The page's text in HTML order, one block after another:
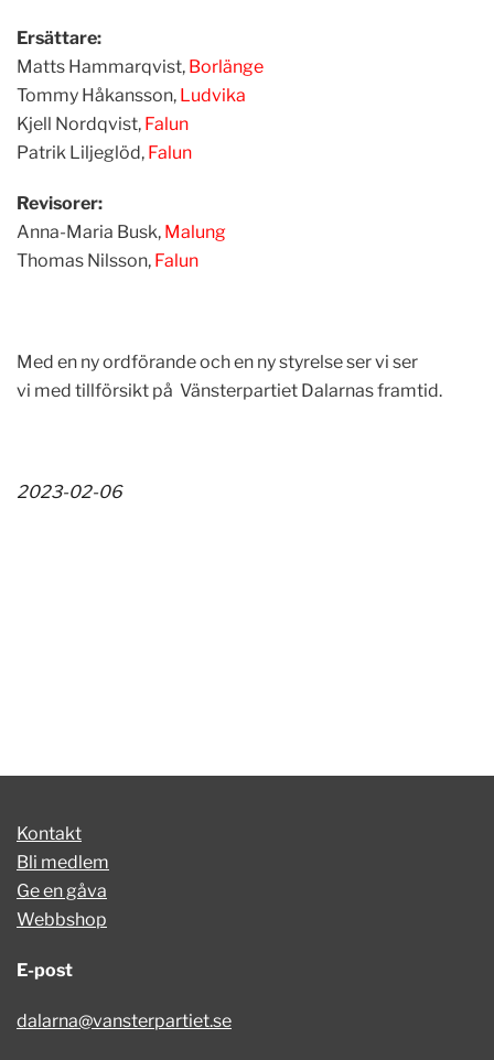
Ersättare:
Matts Hammarqvist, Borlänge
Tommy Håkansson, Ludvika
Kjell Nordqvist, Falun
Patrik Liljeglöd, Falun
Revisorer:
Anna-Maria Busk, Malung
Thomas Nilsson, Falun
Med en ny ordförande och en ny styrelse ser vi ser
vi med tillförsikt på Vänsterpartiet Dalarnas framtid.
2023-02-06
Kontakt
Bli medlem
Ge en gåva
Webbshop
E-post
dalarna@vansterpartiet.se